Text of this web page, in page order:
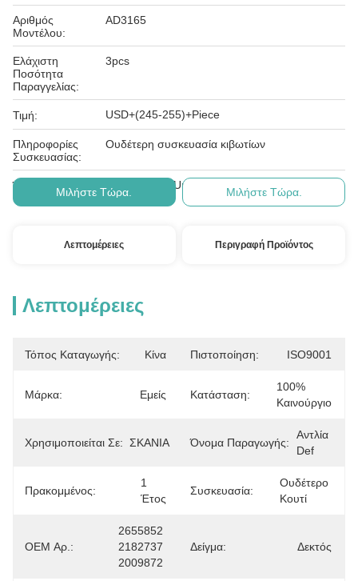
Αριθμός
Μοντέλου:
AD3165
Ελάχιστη
Ποσότητα
Παραγγελίας:
3pcs
Τιμή: USD+(245-255)+Piece
Πληροφορίες
Συσκευασίας:
Ουδέτερη συσκευασία κιβωτίων
Όροι Πληρωμής: T/T, Western Union, Paypal
Μιλήστε Τώρα. Μιλήστε Τώρα.
Λεπτομέρειες Περιγραφή Προϊόντος
Λεπτομέρειες
Τόπος Καταγωγής: Κίνα Πιστοποίηση: ISO9001
Μάρκα: Εμείς Κατάσταση:
100%
Καινούργιο
Χρησιμοποιείται Σε: ΣΚΑΝΙΑ Όνομα Παραγωγής:
Αντλία
Def
Πρακομμένος:
1
Έτος
Συσκευασία:
Ουδέτερο
Κουτί
OEM Αρ.:
2655852
2182737
2009872
Δείγμα: Δεκτός